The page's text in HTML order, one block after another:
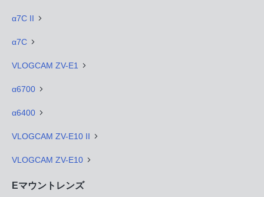
α7C II
α7C
VLOGCAM ZV-E1
α6700
α6400
VLOGCAM ZV-E10 II
VLOGCAM ZV-E10
Eマウントレンズ